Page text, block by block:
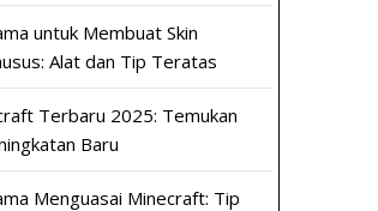
untuk Membuat Skin
Alat dan Tip Teratas
Terbaru 2025: Temukan
Baru
Menguasai Minecraft: Tip